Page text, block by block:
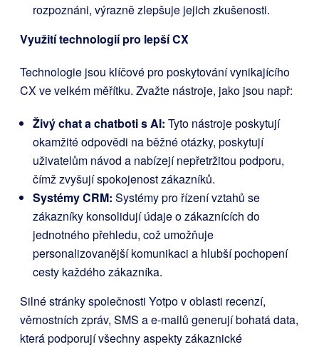
rozpoznáni, výrazně zlepšuje jejich zkušenosti.
Využití technologií pro lepší CX
Technologie jsou klíčové pro poskytování vynikajícího
CX ve velkém měřítku. Zvažte nástroje, jako jsou např:
Živý chat a chatboti s AI: Tyto nástroje poskytují
okamžité odpovědi na běžné otázky, poskytují
uživatelům návod a nabízejí nepřetržitou podporu,
čímž zvyšují spokojenost zákazníků.
Systémy CRM: Systémy pro řízení vztahů se
zákazníky konsolidují údaje o zákaznících do
jednotného přehledu, což umožňuje
personalizovanější komunikaci a hlubší pochopení
cesty každého zákazníka.
Silné stránky společnosti Yotpo v oblasti recenzí,
věrnostních zpráv, SMS a e-mailů generují bohatá data,
která podporují všechny aspekty zákaznické